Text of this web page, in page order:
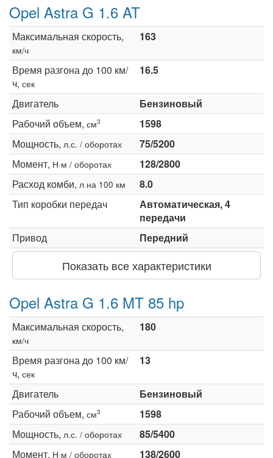
Opel Astra G 1.6 AT
Максимальная скорость,
км/ч
163
Время разгона до 100 км/
ч, сек
16.5
Двигатель
Бензиновый
Рабочий объем, см3
1598
Мощность, л.с. / оборотах
75/5200
Момент, Н·м / оборотах
128/2800
Расход комби, л на 100 км
8.0
Тип коробки передач
Автоматическая, 4
передачи
Привод
Передний
Показать все характеристики
Opel Astra G 1.6 MT 85 hp
Максимальная скорость,
км/ч
180
Время разгона до 100 км/
ч, сек
13
Двигатель
Бензиновый
Рабочий объем, см3
1598
Мощность, л.с. / оборотах
85/5400
Момент, Н·м / оборотах
138/2600